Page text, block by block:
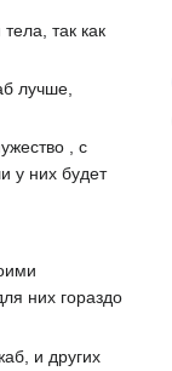
так как
лучше,
, с
у них будет
них гораздо
и других